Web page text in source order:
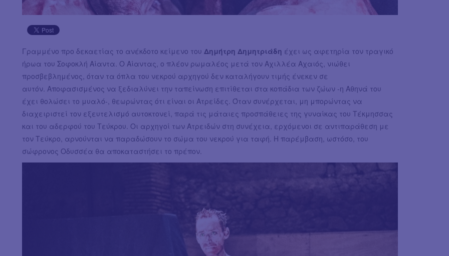
Γραμμένο προ δεκαετίας το ανέκδοτο κείμενο του Δημήτρη Δημητριάδη έχει ως αφετηρία τον τραγικό
ήρωα του Σοφοκλή Αίαντα. Ο Αίαντας, ο πλέον ρωμαλέος μετά τον Αχιλλέα Αχαιός, νιώθει
προσβεβλημένος, όταν τα όπλα του νεκρού αρχηγού δεν καταλήγουν τιμής ένεκεν σε
αυτόν. Αποφασισμένος να ξεδιαλύνει την ταπείνωση επιτίθεται στα κοπάδια των ζώων -η Αθηνά του
έχει θολώσει το μυαλό-, θεωρώντας ότι είναι οι Ατρείδες. Όταν συνέρχεται, μη μπορώντας να
διαχειριστεί τον εξευτελισμό αυτοκτονεί, παρά τις μάταιες προσπάθειες της γυναίκας του Τέκμησσας
και του αδερφού του Τεύκρου. Οι αρχηγοί των Ατρειδών στη συνέχεια, ερχόμενοι σε αντιπαράθεση με
τον Τεύκρο, αρνούνται να παραδώσουν το σώμα του νεκρού για ταφή. Η παρέμβαση, ωστόσο, του
σώφρονος Οδυσσέα θα αποκαταστήσει το πρέπον.